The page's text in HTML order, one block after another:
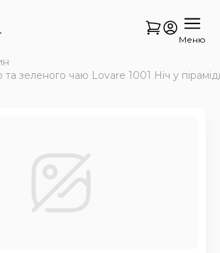
Меню
зеленого чаю Lovare 1001 Ніч у